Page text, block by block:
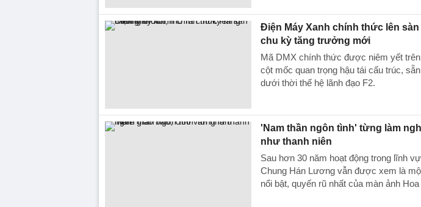
Điện Máy Xanh chính thức lên
chu kỳ tăng trưởng mới
Mã DMX chính thức được niêm yết
cột mốc quan trọng hậu tái cấu trúc,
dưới thời thế hệ lãnh đạo F2.
'Nam thần ngôn tình' từng làm
như thanh niên
Sau hơn 30 năm hoạt động trong lĩnh
Chung Hán Lương vẫn được xem là
nổi bật, quyến rũ nhất của màn ảnh